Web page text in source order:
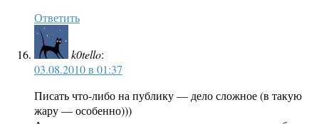
Ответить
k0tello:
03.08.2010 в 01:37
Писать что-либо на публику — дело сложное (в такую
жару — особенно)))